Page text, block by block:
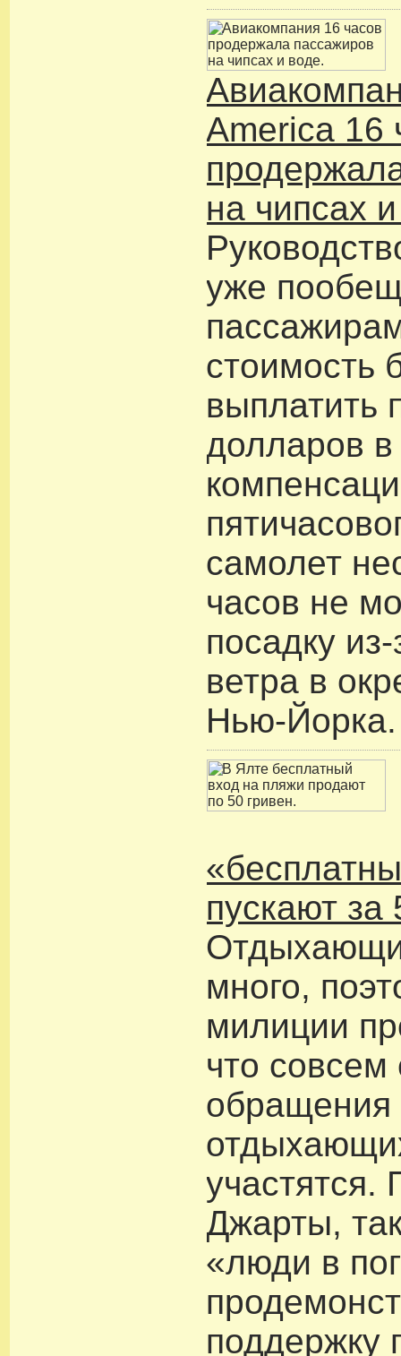
America 16
на чипсах
уже
стоимость
выплатить
долларов в
самолет
часов не
посадку
ветра в
Нью-Йорка.
пускают за
много,
милиции
что совсем
обращения
участятся.
Джарты,
«люди в
поддержку